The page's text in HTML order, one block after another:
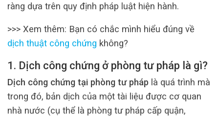
ràng dựa trên quy định pháp luật hiện hành.
>>> Xem thêm: Bạn có chắc mình hiểu đúng về
dịch thuật công chứng không?
1. Dịch công chứng ở phòng tư pháp là gì?
Dịch công chứng tại phòng tư pháp là quá trình mà
trong đó, bản dịch của một tài liệu được cơ quan
nhà nước (cụ thể là phòng tư pháp cấp quận,